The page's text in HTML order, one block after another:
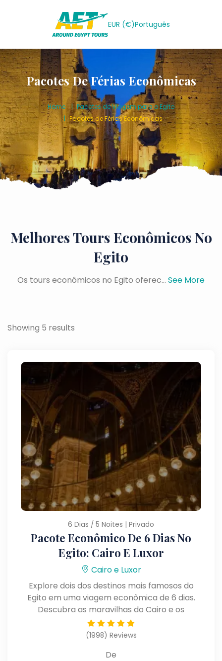
EUR (€)Português
Pacotes De Férias Econômicas
Home
Pacotes de Viagem para o Egito
Pacotes de Férias Econômicas
Melhores Tours Econômicos No
Egito
Os tours econômicos no Egito oferec... See More
Showing 5 results
6 Dias / 5 Noites | Privado
Pacote Econômico De 6 Dias No
Egito: Cairo E Luxor
Cairo e Luxor
Explore dois dos destinos mais famosos do
Egito em uma viagem econômica de 6 dias.
Descubra as maravilhas do Cairo e os
impressionantes templos de Luxor enquanto
aproveita uma experiência completa e
(1998) Reviews
De